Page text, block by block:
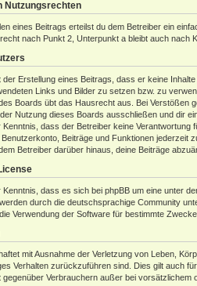
Nutzungsrechten
eines Beitrags erteilst du dem Betreiber ein
nach Punkt 2, Unterpunkt a bleibt auch nach
der Erstellung eines Beitrags, dass er keine
Links und Bilder zu setzen bzw. zu
Boards übt das Hausrecht aus. Bei Verstößen
Nutzung dieses Boards ausschließen und dir
Kenntnis, dass der Betreiber keine
Benutzerkonto, Beiträge und Funktionen jederzeit
Betreiber darüber hinaus, deine Beiträge
dass es sich bei phpBB um eine unter der
durch die deutschsprachige Community
Verwendung der Software für bestimmte
mit Ausnahme der Verletzung von Leben,
Verhalten zurückzuführen sind. Dies gilt auch
gegenüber Verbrauchern außer bei